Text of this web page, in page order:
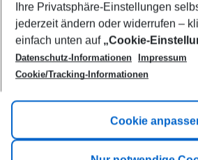
Footer
Footer navigation
Title A
Link A
Ihre Privatsphäre-Einstellungen
jederzeit ändern oder widerrufen –
einfach unten auf „Cookie-
Datenschutz-Informationen
Impressum
Cookie/Tracking-Informationen
Cookie